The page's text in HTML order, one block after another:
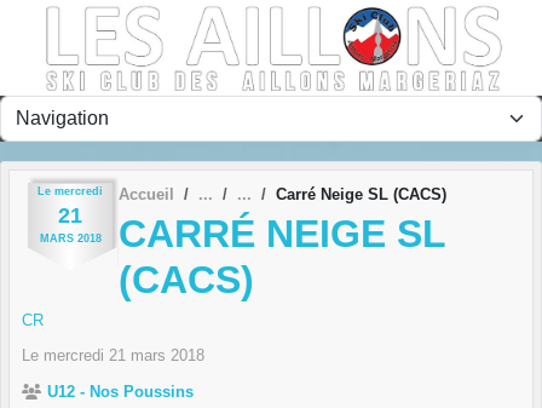
Le mercredi
21
MARS 2018
Accueil Carré Neige SL (CACS)
CARRÉ NEIGE SL
(CACS)
CR
Le mercredi 21 mars 2018
U12 - Nos Poussins
Panneau de gestion des cookies